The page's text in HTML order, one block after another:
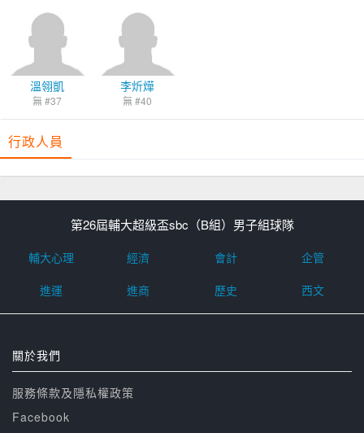
溫翎凱
無 #37
李炘燁
無 #40
行政人員
第26屆輔大超級盃sbc（B組）男子組球隊
輔大心理 經濟 會計
企管
進運
進商 歷史 西文
關於我們
服務條款及隱私權政策
Facebook